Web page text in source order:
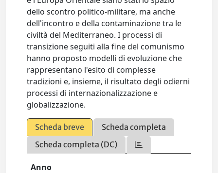
dello scontro politico-militare, ma anche
dell'incontro e della contaminazione tra le
civiltà del Mediterraneo. I processi di
transizione seguiti alla fine del comunismo
hanno proposto modelli di evoluzione che
rappresentano l'esito di complesse
tradizioni e, insieme, il risultato degli odierni
processi di internazionalizzazione e
globalizzazione.
Scheda breve
Scheda completa
Scheda completa (DC)
Anno